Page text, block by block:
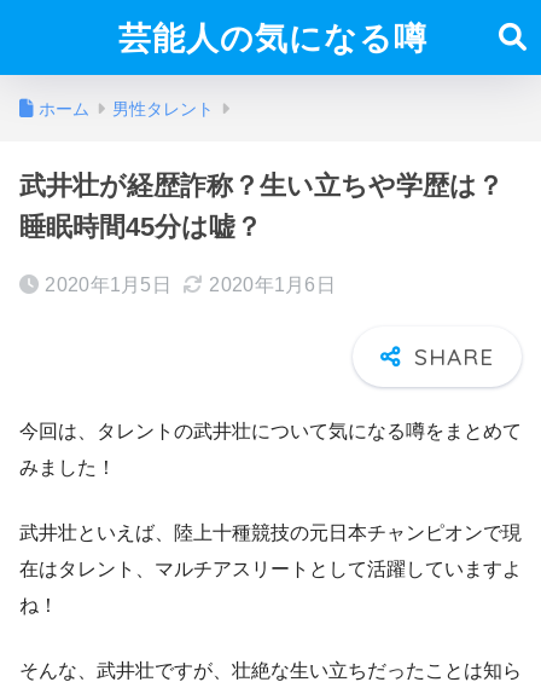
芸能人の気になる噂
ホーム 男性タレント
武井壮が経歴詐称？生い立ちや学歴は？
睡眠時間45分は嘘？
2020年1月5日 2020年1月6日
今回は、タレントの武井壮について気になる噂をまとめて
みました！
武井壮といえば、陸上十種競技の元日本チャンピオンで現
在はタレント、マルチアスリートとして活躍していますよ
ね！
そんな、武井壮ですが、壮絶な生い立ちだったことは知ら